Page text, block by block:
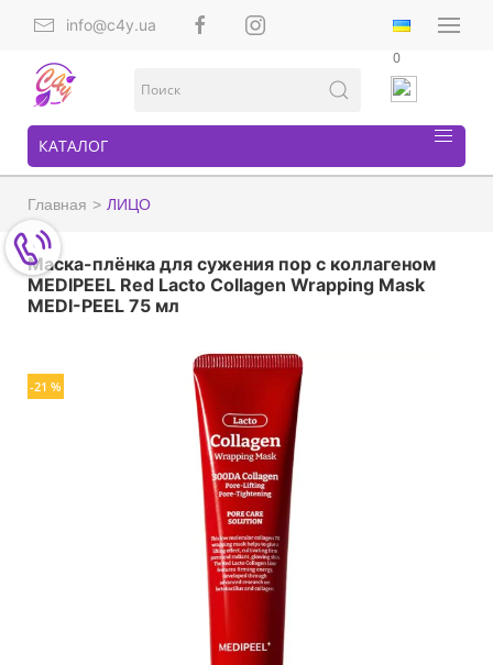
info@c4y.ua
0
КАТАЛОГ
Главная ЛИЦО
Маска-плёнка для сужения пор с коллагеном
MEDIPEEL Red Lacto Collagen Wrapping Mask
MEDI-PEEL 75 мл
-21 %